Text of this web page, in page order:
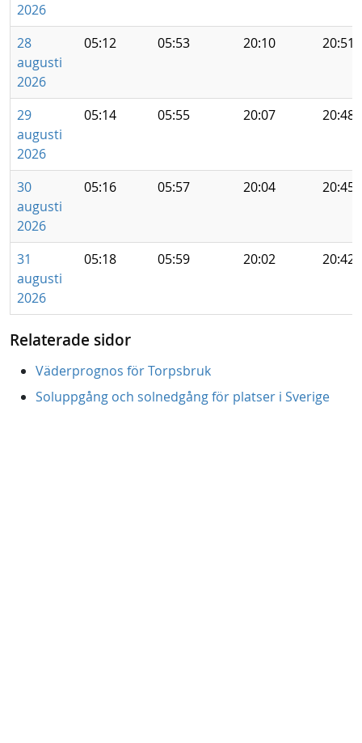
2026
28
augusti
2026
05:12 05:53 20:10 20:51
29
augusti
2026
05:14 05:55 20:07 20:48
30
augusti
2026
05:16 05:57 20:04 20:45
31
augusti
2026
05:18 05:59 20:02 20:42
Relaterade sidor
Väderprognos för Torpsbruk
Soluppgång och solnedgång för platser i Sverige